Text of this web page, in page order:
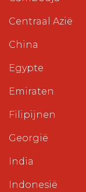
Centraal Azië
China
Egypte
Emiraten
Filipijnen
Georgië
India
Indonesië